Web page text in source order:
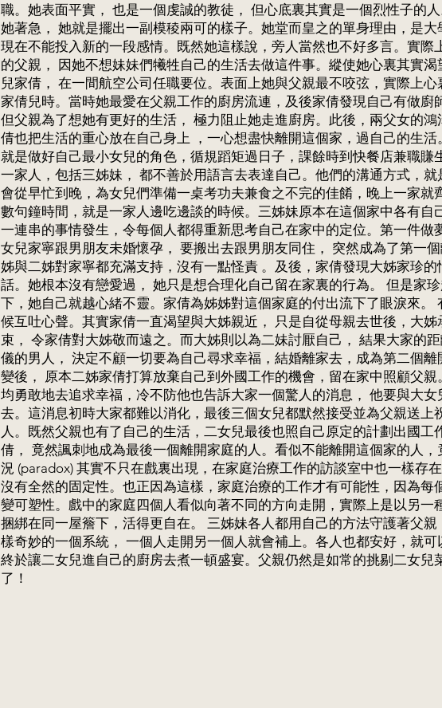
職。她表面平實， 也是一個虔誠的教徒， 但心底裏其實是一個烈性子的
她著急， 她就是擺出一副模稜兩可的樣子。她堂而皇之的單身理由，是
現在不能投入新的一段感情。既然她這樣說，旁人當然也不好多言。實際
的父親， 因她不想妹妹們犧牲自己的生活去做這件事。縱使她心裏其實
兒家倩， 在一間航空公司任職要位。表面上她與父親最不咬弦，實際上
家倩兒時。當時她最愛在父親工作的廚房流連，及後家倩發現自己有做廚
但父親為了想她有更好的生活， 極力阻止她走進廚房。此後，兩父女的
倩也把生活的重心放在自己身上 ，一心想盡快離開這個家，過自己的生
就是做好自己最小女兒的角色，循規蹈矩過日子，課餘時到快餐店兼職賺
一家人，包括三姊妹， 都不善於用語言去表達自己。他們的溝通方式，
會從早忙到晚，為女兒們準備一桌考功夫兼食之不完的佳餚，晚上一家就
數句鐘時間，就是一家人邊吃邊談的時候。三姊妹原本在這個家中各有自
一連串的事情發生，令每個人都得重新思考自己在家中的定位。第一件做
女兒家寧跟男朋友未婚懷孕， 要搬出去跟男朋友同住， 突然成為了第一
姊與二姊對家寧都充滿支持，沒有一點怪責 。及後，家倩發現大姊家珍
話。她根本沒有戀愛過， 她只是想合理化自己留在家裏的行為。 但是家
下，她自己就越心緒不靈。家倩為姊姊對這個家庭的付出流下了眼淚來。
候互吐心聲。其實家倩一直渴望與大姊親近， 只是自從母親去世後，大
束， 令家倩對大姊敬而遠之。而大姊則以為二妹討厭自己， 結果大家的
儀的男人， 決定不顧一切要為自己尋求幸福，結婚離家去，成為第二個
變後， 原本二姊家倩打算放棄自己到外國工作的機會，留在家中照顧父
均勇敢地去追求幸福，冷不防他也告訴大家一個驚人的消息， 他要與大
去。這消息初時大家都難以消化，最後三個女兒都默然接受並為父親送上
人。既然父親也有了自己的生活，二女兒最後也照自己原定的計劃出國工
倩， 竟然諷刺地成為最後一個離開家庭的人。看似不能離開這個家的人
況 (paradox) 其實不只在戲裏出現，在家庭治療工作的訪談室中也一樣存
沒有全然的固定性。也正因為這樣，家庭治療的工作才有可能性，因為每
變可塑性。戲中的家庭四個人看似向著不同的方向走開，實際上是以另一
捆綁在同一屋簷下，活得更自在。 三姊妹各人都用自己的方法守護著父
樣奇妙的一個系統， 一個人走開另一個人就會補上。各人也都安好，就
終於讓二女兒進自己的廚房去煮一頓盛宴。父親仍然是如常的挑剔二女兒
了！